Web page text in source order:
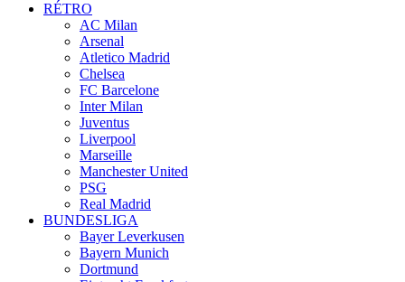
RÉTRO
AC Milan
Arsenal
Atletico Madrid
Chelsea
FC Barcelone
Inter Milan
Juventus
Liverpool
Marseille
Manchester United
PSG
Real Madrid
BUNDESLIGA
Bayer Leverkusen
Bayern Munich
Dortmund